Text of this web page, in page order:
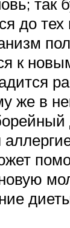
до тех
к
же в